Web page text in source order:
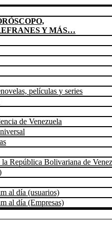
Y MÁS…
películas y series
de Venezuela
República Bolivariana de
al día (usuarios)
al día (Empresas)